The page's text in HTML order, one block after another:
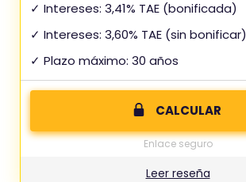
✓ Intereses: 3,41% TAE (bonificada)
✓ Intereses: 3,60% TAE (sin bonificar)
✓ Plazo máximo: 30 años
CALCULAR
Enlace seguro
Leer reseña